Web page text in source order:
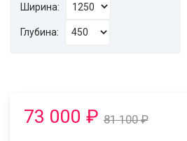
Ширина:
Глубина:
73 000 ₽ 81 100₽